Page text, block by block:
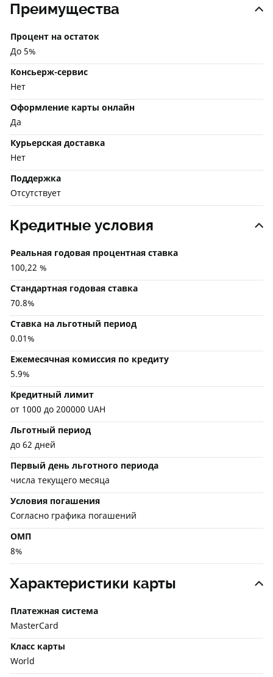
Преимущества
Процент на остаток
До 5%
Консьерж-сервис
Нет
Оформление карты онлайн
Да
Курьерская доставка
Нет
Поддержка
Отсутствует
Кредитные условия
Реальная годовая процентная ставка
100,22 %
Стандартная годовая ставка
70.8%
Ставка на льготный период
0.01%
Ежемесячная комиссия по кредиту
5.9%
Кредитный лимит
от 1000 до 200000 UAH
Льготный период
до 62 дней
Первый день льготного периода
числа текущего месяца
Условия погашения
Согласно графика погашений
ОМП
8%
Характеристики карты
Платежная система
MasterCard
Класс карты
World